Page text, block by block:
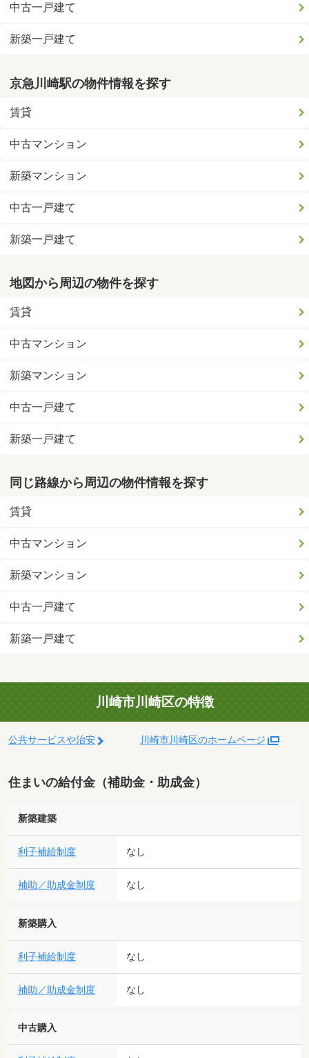
中古一戸建て
新築一戸建て
京急川崎駅の物件情報を探す
賃貸
中古マンション
新築マンション
中古一戸建て
新築一戸建て
地図から周辺の物件を探す
賃貸
中古マンション
新築マンション
中古一戸建て
新築一戸建て
同じ路線から周辺の物件情報を探す
賃貸
中古マンション
新築マンション
中古一戸建て
新築一戸建て
川崎市川崎区の特徴
公共サービスや治安 川崎市川崎区のホームページ
住まいの給付金（補助金・助成金）
新築建築
利子補給制度 なし
補助／助成金制度 なし
新築購入
利子補給制度 なし
補助／助成金制度 なし
中古購入